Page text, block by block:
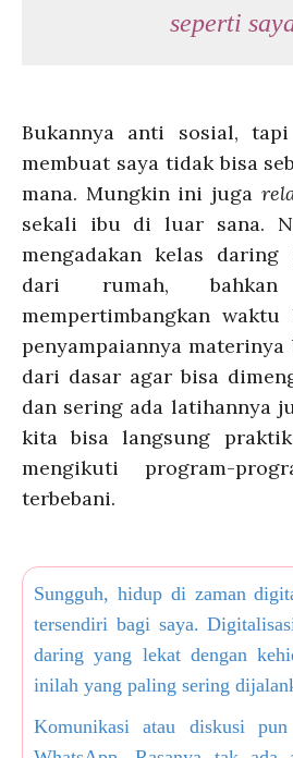
seperti
Bukannya anti sosial,
membuat saya tidak bisa
mana. Mungkin ini juga
sekali ibu di luar sana.
mengadakan kelas
dari rumah,
mempertimbangkan
penyampaiannya
dari dasar agar bisa
dan sering ada latihannya
kita bisa langsung
mengikuti program-
terbebani.
Sungguh, hidup di zaman
tersendiri bagi saya.
daring yang lekat dengan
inilah yang paling sering
Komunikasi atau diskusi